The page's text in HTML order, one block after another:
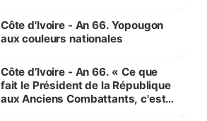
l'Etat de droit pour préserver les
vies humaines »
Côte d'Ivoire - An 66. Yopougon
aux couleurs nationales
Côte d’Ivoire - An 66. « Ce que
fait le Président de la République
aux Anciens Combattants, c'est